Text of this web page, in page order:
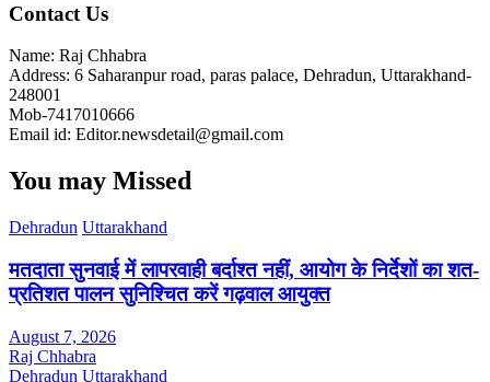
Contact Us
Name: Raj Chhabra
Address: 6 Saharanpur road, paras palace, Dehradun, Uttarakhand-
248001
Mob-7417010666
Email id: Editor.newsdetail@gmail.com
You may Missed
Dehradun Uttarakhand
मतदाता सुनवाई में लापरवाही बर्दाश्त नहीं, आयोग के निर्देशों का शत-
प्रतिशत पालन सुनिश्चित करें गढ़वाल आयुक्त
August 7, 2026
Raj Chhabra
Dehradun Uttarakhand